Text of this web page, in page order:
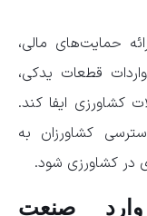
حمایت‌های مالی،
قطعات یدکی،
ایفا کند.
کشاورزان به
در کشاورزی شود.
وارد صنعت